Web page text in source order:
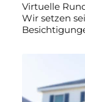
Virtuelle
Wir setzen